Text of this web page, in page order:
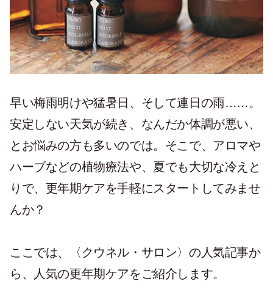
早い梅雨明けや猛暑日、そして連日の雨……。
安定しない天気が続き、なんだか体調が悪い、
とお悩みの方も多いのでは。そこで、アロマや
ハーブなどの植物療法や、夏でも大切な冷えと
りで、更年期ケアを手軽にスタートしてみませ
んか？
ここでは、〈クウネル・サロン〉の人気記事か
ら、人気の更年期ケアをご紹介します。